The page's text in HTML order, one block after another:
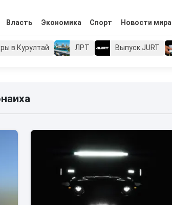
Власть Экономика Спорт Новости мира
в Курултай ЛРТ Выпуск JURT